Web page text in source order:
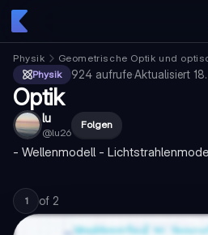
Physik Geometrische Optik und
Physik
924 aufrufe·Aktualisiert
Optik
lu
@lu26
Folgen
- Wellenmodell -
1 of 2